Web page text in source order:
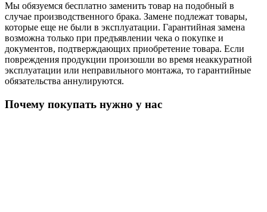
Мы обязуемся бесплатно заменить товар на подобный в
случае производственного брака. Замене подлежат товары,
которые еще не были в эксплуатации. Гарантийная замена
возможна только при предъявлении чека о покупке и
документов, подтверждающих приобретение товара. Если
повреждения продукции произошли во время неаккуратной
эксплуатации или неправильного монтажа, то гарантийные
обязательства аннулируются.
Почему покупать нужно у нас